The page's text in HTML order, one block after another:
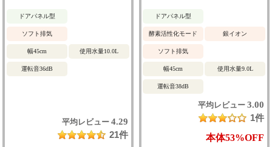
ドアパネル型
ソフト排気
幅45cm 使用水量10.0L
運転音36dB
平均レビュー 4.29
21件
ドアパネル型
酵素活性化モード 銀イオン
ソフト排気
幅45cm 使用水量9.0L
運転音38dB
平均レビュー 3.00
1件
本体53%OFF